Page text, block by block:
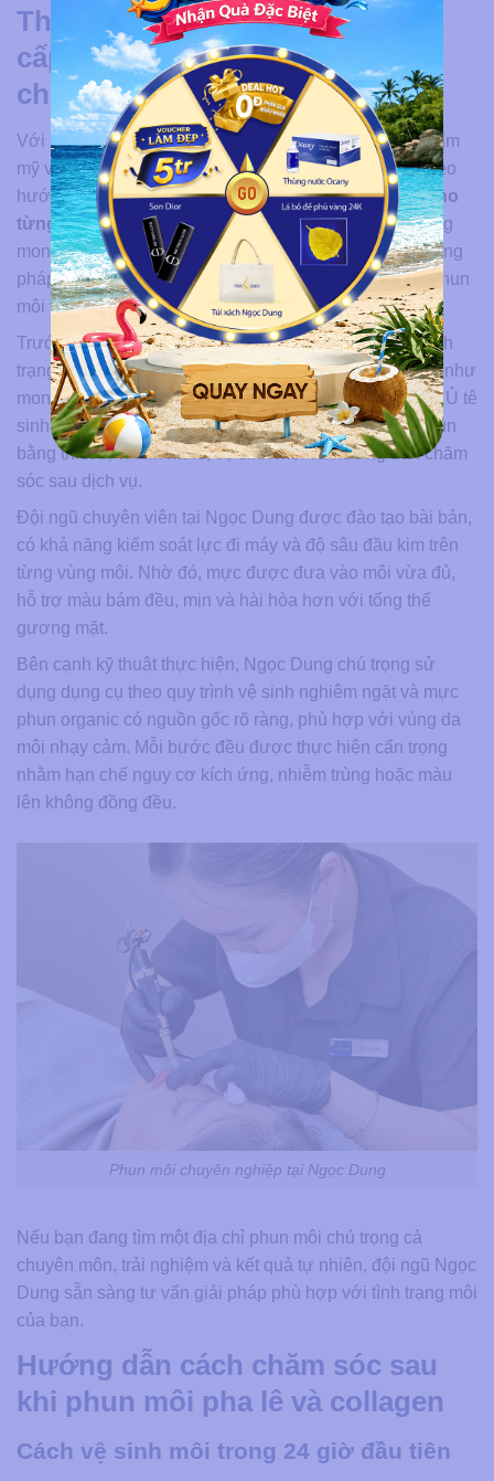
Thẩm mỹ viện Ngọc Dung cung
cấp dịch vụ phun xăm đẹp
chuyên nghiệp
Với hơn 28 năm hoạt động trong lĩnh vực làm đẹp, Thẩm
mỹ viện Ngọc Dung phát triển các dịch vụ phun môi theo
hướngcá nhân hóa, tinh tế và ưu tiên sự an toàn cho
từng khách hàng . Tùy vào nền môi, sắc tố và hiệu ứng
mong muốn, khách hàng có thể được tư vấn các phương
pháp như phun môi Collagen, phun môi Pha lê hoặc phun
môi vi chạm vi điểm.
Trước khi thực hiện, chuyên viên sẽ thăm khám, soi tình
trạng da môi và trao đổi kỹ về màu sắc, dáng môi cũng như
mong muốn cải thiện. Quy trình gồm các bước rõ ràng: Ủ tê
sinh học, định hình dáng môi theo tỷ lệ gương mặt, phun
bằng thiết bị vi kim nano, vệ sinh môi và hướng dẫn chăm
sóc sau dịch vụ.
Đội ngũ chuyên viên tại Ngọc Dung được đào tạo bài bản,
có khả năng kiểm soát lực đi máy và độ sâu đầu kim trên
từng vùng môi. Nhờ đó, mực được đưa vào môi vừa đủ,
hỗ trợ màu bám đều, mịn và hài hòa hơn với tổng thể
gương mặt.
Bên cạnh kỹ thuật thực hiện, Ngọc Dung chú trọng sử
dụng dụng cụ theo quy trình vệ sinh nghiêm ngặt và mực
phun organic có nguồn gốc rõ ràng, phù hợp với vùng da
môi nhạy cảm. Mỗi bước đều được thực hiện cẩn trọng
nhằm hạn chế nguy cơ kích ứng, nhiễm trùng hoặc màu
lên không đồng đều.
Phun môi chuyên nghiệp tại Ngọc Dung
Nếu bạn đang tìm một địa chỉ phun môi chú trọng cả
chuyên môn, trải nghiệm và kết quả tự nhiên, đội ngũ Ngọc
Dung sẵn sàng tư vấn giải pháp phù hợp với tình trạng môi
của bạn.
Hướng dẫn cách chăm sóc sau
khi phun môi pha lê và collagen
Cách vệ sinh môi trong 24 giờ đầu tiên